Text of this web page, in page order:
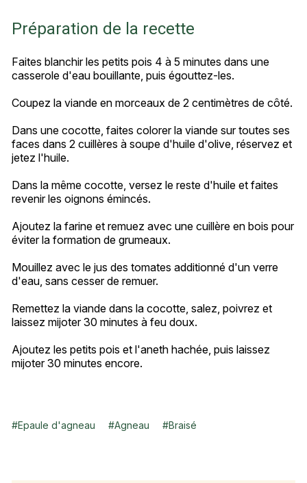
Préparation de la recette
Faites blanchir les petits pois 4 à 5 minutes dans une
casserole d'eau bouillante, puis égouttez-les.
Coupez la viande en morceaux de 2 centimètres de côté.
Dans une cocotte, faites colorer la viande sur toutes ses
faces dans 2 cuillères à soupe d'huile d'olive, réservez et
jetez l'huile.
Dans la même cocotte, versez le reste d'huile et faites
revenir les oignons émincés.
Ajoutez la farine et remuez avec une cuillère en bois pour
éviter la formation de grumeaux.
Mouillez avec le jus des tomates additionné d'un verre
d'eau, sans cesser de remuer.
Remettez la viande dans la cocotte, salez, poivrez et
laissez mijoter 30 minutes à feu doux.
Ajoutez les petits pois et l'aneth hachée, puis laissez
mijoter 30 minutes encore.
#Epaule d'agneau #Agneau #Braisé